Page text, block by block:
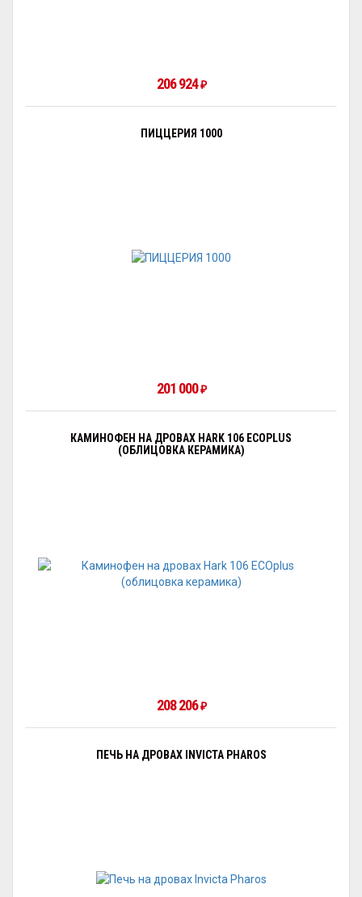
206 924₽
ПИЦЦЕРИЯ 1000
201 000₽
КАМИНОФЕН НА ДРОВАХ HARK 106 ECOPLUS
(ОБЛИЦОВКА КЕРАМИКА)
208 206₽
ПЕЧЬ НА ДРОВАХ INVICTA PHAROS